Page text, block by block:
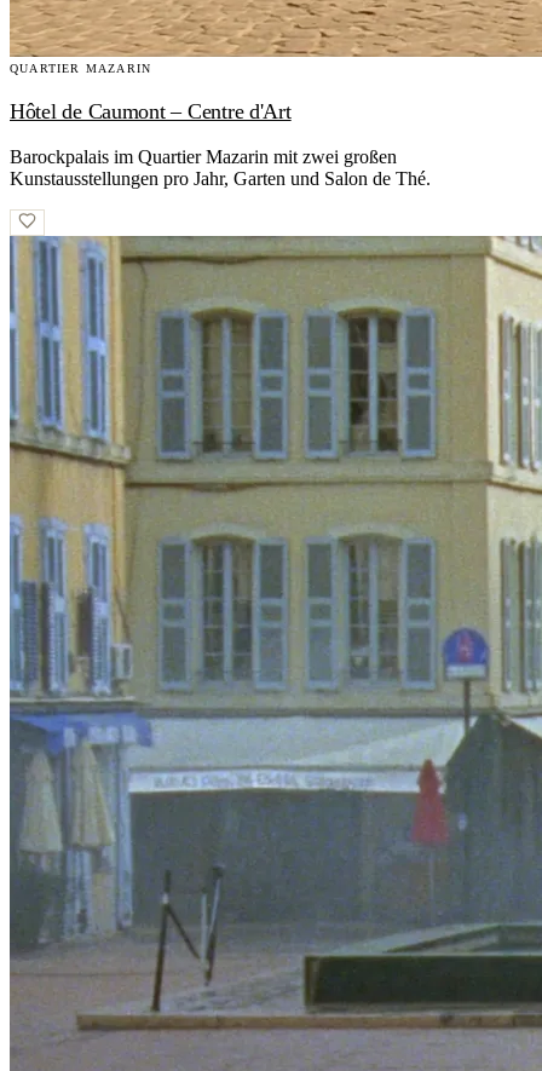
QUARTIER MAZARIN
Hôtel de Caumont – Centre d'Art
Barockpalais im Quartier Mazarin mit zwei großen
Kunstausstellungen pro Jahr, Garten und Salon de Thé.